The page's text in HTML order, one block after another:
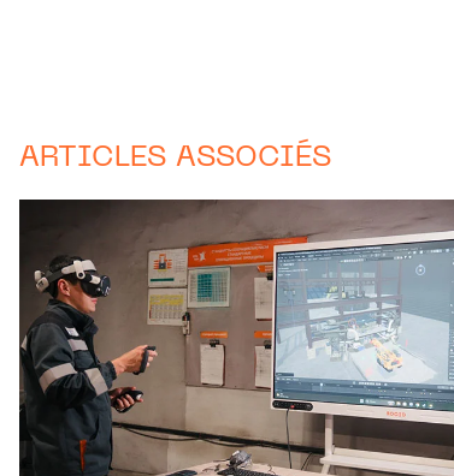
ARTICLES ASSOCIÉS